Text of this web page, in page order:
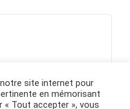
site internet pour
en mémorisant
« Tout accepter », vous